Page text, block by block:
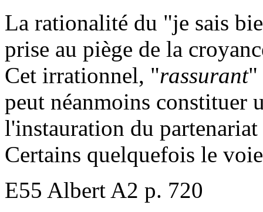
La rationalité du "je sais
prise au piège de la
Cet irrationnel, "rassurant"
peut néanmoins constituer
l'instauration du
Certains quelquefois le
E55 Albert A2 p. 720